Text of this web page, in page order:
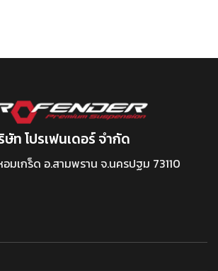
ษัท โปรเฟนเดอร์ จำกัด
มเกร็ด อ.สามพราน จ.นครปฐม 73110